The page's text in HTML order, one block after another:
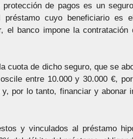
de pagos es un
cuyo beneficiario es
el banco impone la
cuota de dicho seguro, que se
entre 10.000 y 30.000 €,
por lo tanto, financiar y abonar
y vinculados al préstamo